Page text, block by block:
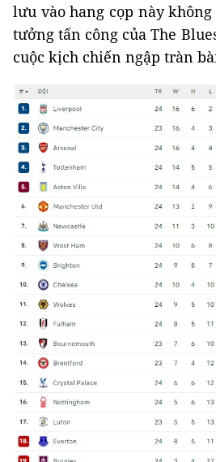
lưu vào hang cọp này
tưởng tấn công của The
cuộc kịch chiến ngập tràn